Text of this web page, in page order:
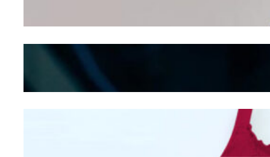
Kepribadian
Mengintip Kepribadian
Wanita Dari Warna Bra